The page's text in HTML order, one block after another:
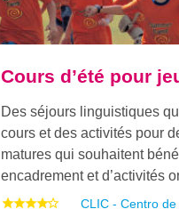
Cours d’été pour
Des séjours linguistiques
cours et des activités pour
matures qui souhaitent
encadrement et d’activités
CLIC - Centro